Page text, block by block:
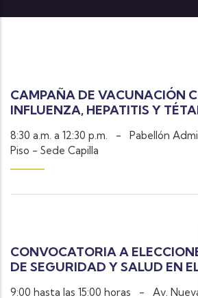
CAMPAÑA DE VACUNACIÓN
INFLUENZA, HEPATITIS Y
8:30 a.m. a 12:30 p.m. -
Pabellón
Piso - Sede Capilla
CONVOCATORIA A
DE SEGURIDAD Y SALUD EN
9:00 hasta las 15:00 horas - Av.